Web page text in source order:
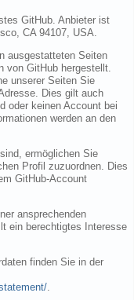
GitHub. Anbieter ist
CA 94107, USA.
ausgestatteten Seiten
von GitHub hergestellt.
unserer Seiten Sie
Dies gilt auch
oder keinen Account bei
werden an den
ermöglichen Sie
Profil zuzuordnen. Dies
GitHub-Account
ansprechenden
ein berechtigtes Interesse
finden Sie in der